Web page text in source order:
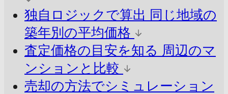
独自ロジックで算出 同じ地域の
築年別の平均価格
査定価格の目安を知る 周辺のマ
ンションと比較
売却の方法でシミュレーション